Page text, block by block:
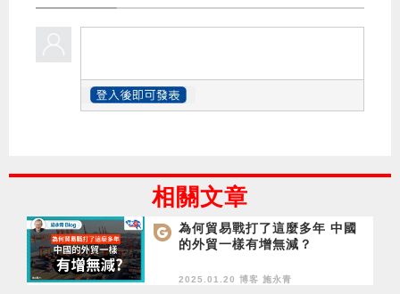
相關文章
為何貿易戰打了這麼多年 中國
的外貿一樣有增無減？
2025.01.20 博客 施永青